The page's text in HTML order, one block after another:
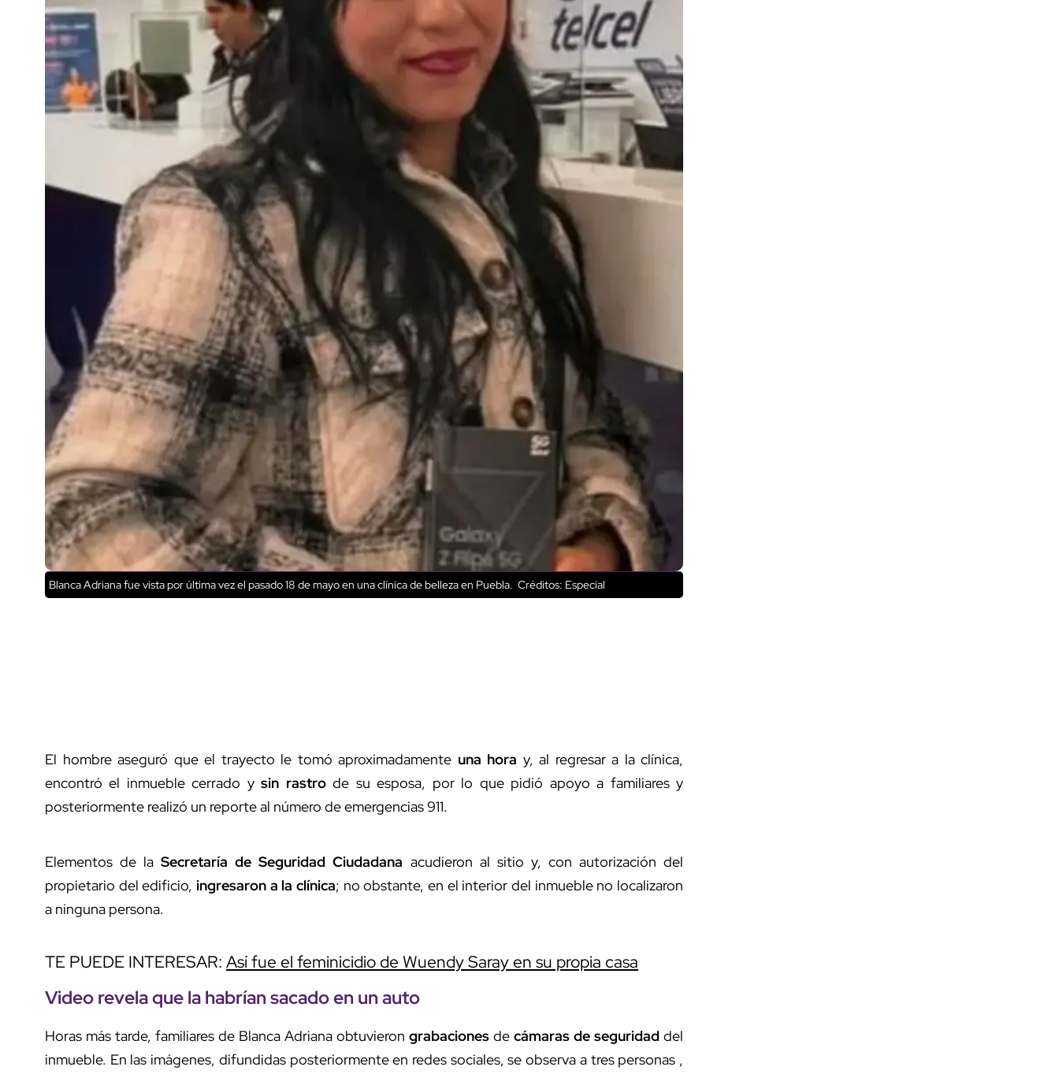
Blanca Adriana fue vista por última vez el pasado 18 de mayo en una clínica de belleza en Puebla. Créditos: Especial
El hombre aseguró que el trayecto le tomó aproximadamente una hora y, al regresar a la clínica,
encontró el inmueble cerrado ysin rastrode su esposa, por lo que pidió apoyo a familiares y
posteriormente realizó un reporte al número de emergencias 911.
Elementos de laSecretaría de Seguridad Ciudadana acudieron al sitio y, con autorización del
propietario del edificio, ingresaron a la clínica; no obstante, en el interior del inmueble no localizaron
a ninguna persona.
TE PUEDE INTERESAR: Así fue el feminicidio de Wuendy Saray en su propia casa
Video revela que la habrían sacado en un auto
Horas más tarde, familiares de Blanca Adriana obtuvieron grabaciones de cámaras de seguridad del
inmueble. En las imágenes, difundidas posteriormente en redes sociales, se observa a tres personas ,